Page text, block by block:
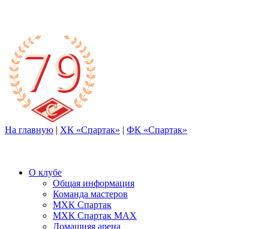
На главную | ХК «Спартак» | ФК «Спартак»
О клубе
Общая информация
Команда мастеров
МХК Спартак
МХК Спартак МАХ
Домашняя арена